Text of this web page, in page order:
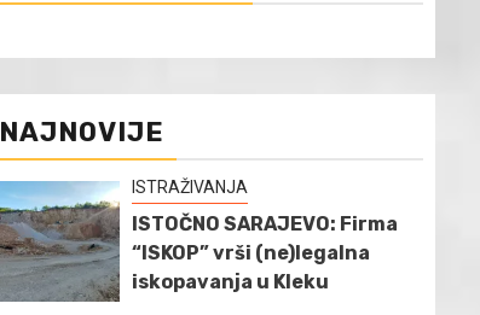
NAJNOVIJE
ISTRAŽIVANJA
ISTOČNO SARAJEVO: Firma
“ISKOP” vrši (ne)legalna
iskopavanja u Kleku